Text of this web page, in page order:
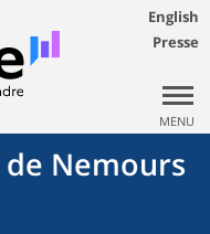
English
Presse
MENU
de Nemours